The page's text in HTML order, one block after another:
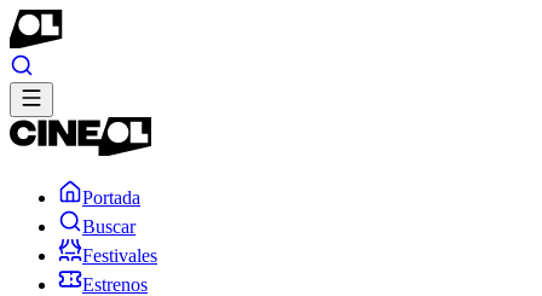
Portada
Buscar
Festivales
Estrenos